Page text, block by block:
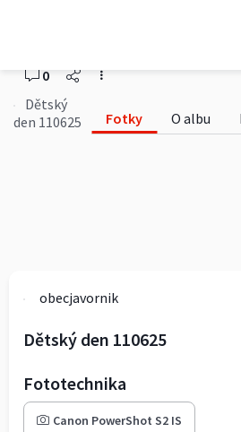
0
Dětský
den 110625
Fotky O albu
obecjavornik
Dětský den 110625
Fototechnika
Canon PowerShot S2 IS